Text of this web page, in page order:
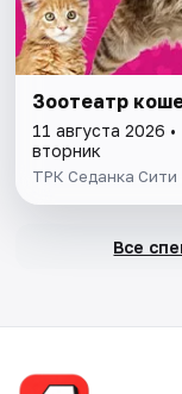
Зоотеатр
11 августа 2026 •
вторник
ТРК Седанка Сити
Все